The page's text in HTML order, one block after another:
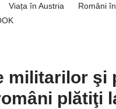
Viața în Austria Români
militarilor şi
plătiţi